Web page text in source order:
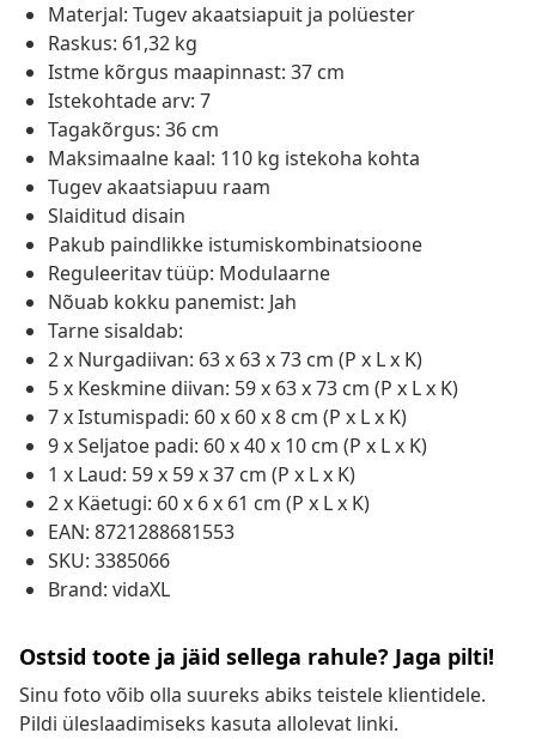
Materjal: Tugev akaatsiapuit ja polüester
Raskus: 61,32 kg
Istme kõrgus maapinnast: 37 cm
Istekohtade arv: 7
Tagakõrgus: 36 cm
Maksimaalne kaal: 110 kg istekoha kohta
Tugev akaatsiapuu raam
Slaiditud disain
Pakub paindlikke istumiskombinatsioone
Reguleeritav tüüp: Modulaarne
Nõuab kokku panemist: Jah
Tarne sisaldab:
2 x Nurgadiivan: 63 x 63 x 73 cm (P x L x K)
5 x Keskmine diivan: 59 x 63 x 73 cm (P x L x K)
7 x Istumispadi: 60 x 60 x 8 cm (P x L x K)
9 x Seljatoe padi: 60 x 40 x 10 cm (P x L x K)
1 x Laud: 59 x 59 x 37 cm (P x L x K)
2 x Käetugi: 60 x 6 x 61 cm (P x L x K)
EAN: 8721288681553
SKU: 3385066
Brand: vidaXL
Ostsid toote ja jäid sellega rahule? Jaga pilti!
Sinu foto võib olla suureks abiks teistele klientidele.
Pildi üleslaadimiseks kasuta allolevat linki.